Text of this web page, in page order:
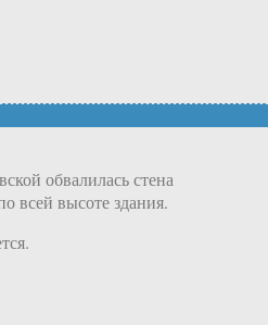
обвалилась стена
всей высоте здания.